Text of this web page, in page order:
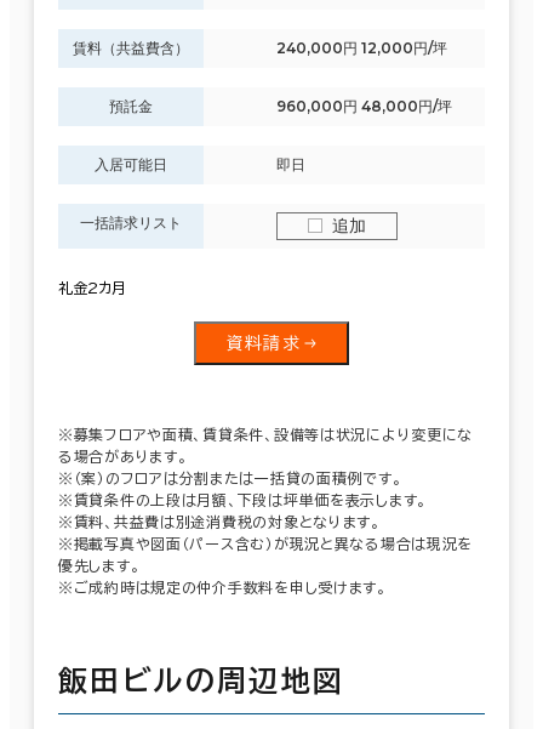
賃料（共益費含） 240,000円 12,000円/坪
預託金 960,000円 48,000円/坪
入居可能日 即日
一括請求リスト 追加
礼金2カ月
資料請求
※募集フロアや面積、賃貸条件、設備等は状況により変更にな
る場合があります。
※（案）のフロアは分割または一括貸の面積例です。
※賃貸条件の上段は月額、下段は坪単価を表示します。
※賃料、共益費は別途消費税の対象となります。
※掲載写真や図面（パース含む）が現況と異なる場合は現況を
優先します。
※ご成約時は規定の仲介手数料を申し受けます。
飯田ビルの周辺地図